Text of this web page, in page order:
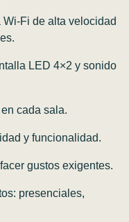
Fi de alta velocidad
LED 4×2 y sonido
cada sala.
y funcionalidad.
gustos exigentes.
presenciales,